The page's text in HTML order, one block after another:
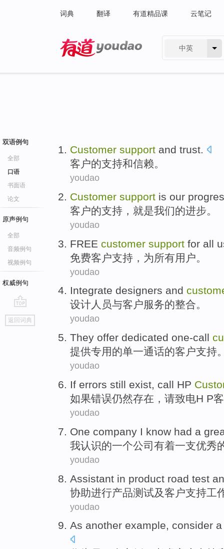
词典 翻译 有道精品课 云笔记
中英
双语例句
全部
口语
书面语
论文
原声例句
全部
音频例句
视频例句
权威例句
go
top
返回词典
Customer support and trust.
客户的支持和信赖。
youdao
Customer support is our
客户的支持 ， 就是我们的进步。
youdao
FREE customer support for all
免费客户支持 ， 为所有用户 。
youdao
Integrate designers and
设计人员与客户服务的整合。
youdao
They offer dedicated one-call
提供专用的单一通话的客户支持
youdao
If errors still exist, call HP
如果错误仍然存在 ， 请致电H P
youdao
One company I know had a
我认识的一个公司 有着一支优秀
youdao
Assistant in product road test
协助进行产品测试及客户支持工
youdao
As another example, consider